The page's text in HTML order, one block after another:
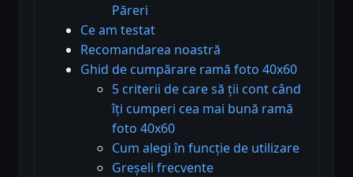
Păreri
Ce am testat
Recomandarea noastră
Ghid de cumpărare ramă foto 40x60
5 criterii de care să ții cont când
îți cumperi cea mai bună ramă
foto 40x60
Cum alegi în funcție de utilizare
Greșeli frecvente